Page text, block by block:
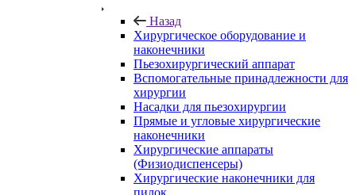
Назад
Хирургическое оборудование и
наконечники
Пьезохирургический аппарат
Вспомогательные принадлежности для
хирургии
Насадки для пьезохирургии
Прямые и угловые хирургические
наконечники
Хирургические аппараты
(Физиодиспенсеры)
Хирургические наконечники для
пилок